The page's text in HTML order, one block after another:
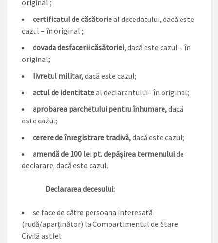
original ;
certificatul de căsătorieal decedatului, dacă este
cazul – în original ;
dovada desfacerii căsătoriei, dacă este cazul – în
original;
livretul militar,dacă este cazul;
actul de identitateal declarantului– în original;
aprobarea parchetului pentru înhumare,dacă
este cazul;
cerere de înregistrare tradivă,dacă este cazul;
amendă de 100 lei pt. depăşirea termenuluide
declarare, dacă este cazul.
Declararea decesului:
se face de către persoana interesată
(rudă/aparţinător) la Compartimentul de Stare
Civilă astfel: